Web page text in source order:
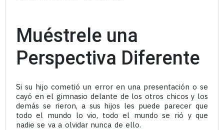
Muéstrele una
Perspectiva Diferente
Si su hijo cometió un error en una presentación o se
cayó en el gimnasio delante de los otros chicos y los
demás se rieron, a sus hijos les puede parecer que
todo el mundo lo vio, todo el mundo se rió y que
nadie se va a olvidar nunca de ello.